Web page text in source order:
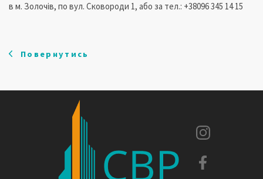
в м. Золочів, по вул. Сковороди 1, або за тел.: +38096 345 14 15
Повернутись